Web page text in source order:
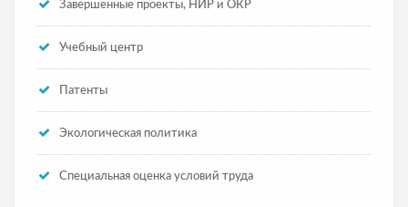
Завершенные проекты, НИР и ОКР
Учебный центр
Патенты
Экологическая политика
Специальная оценка условий труда